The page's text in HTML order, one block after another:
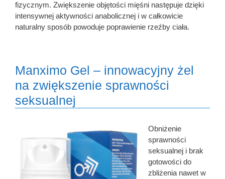
fizycznym. Zwiększenie objętości mięśni następuje dzięki
intensywnej aktywności anabolicznej i w całkowicie
naturalny sposób powoduje poprawienie rzeźby ciała.
Manximo Gel – innowacyjny żel
na zwiększenie sprawności
seksualnej
Obniżenie
sprawności
seksualnej i brak
gotowości do
zbliżenia nawet w